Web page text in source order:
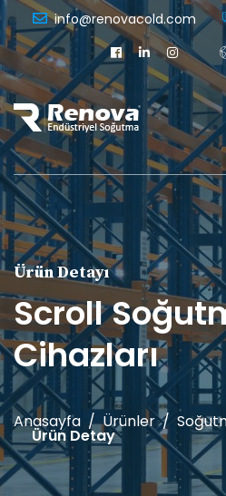
info@renovacold.com
Ürün Detayı
Scroll
Cihazları
Anasayfa Ürünler
Ürün Detay